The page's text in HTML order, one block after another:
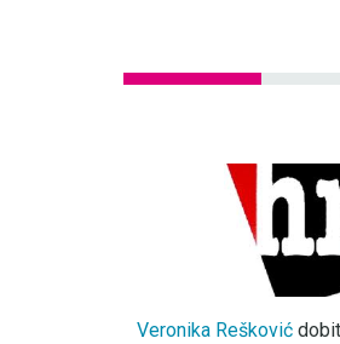
Veronika Rešković